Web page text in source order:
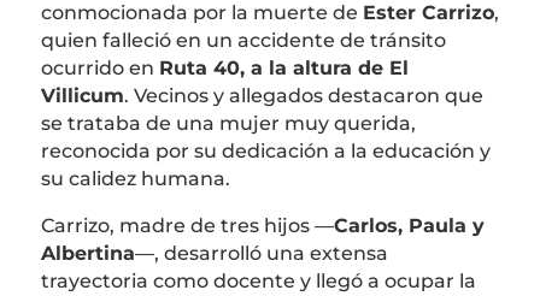
conmocionada por la muerte de Ester Carrizo,
quien falleció en un accidente de tránsito
ocurrido en Ruta 40, a la altura de El
Villicum. Vecinos y allegados destacaron que
se trataba de una mujer muy querida,
reconocida por su dedicación a la educación y
su calidez humana.
Carrizo, madre de tres hijos —Carlos, Paula y
Albertina—, desarrolló una extensa
trayectoria como docente y llegó a ocupar la